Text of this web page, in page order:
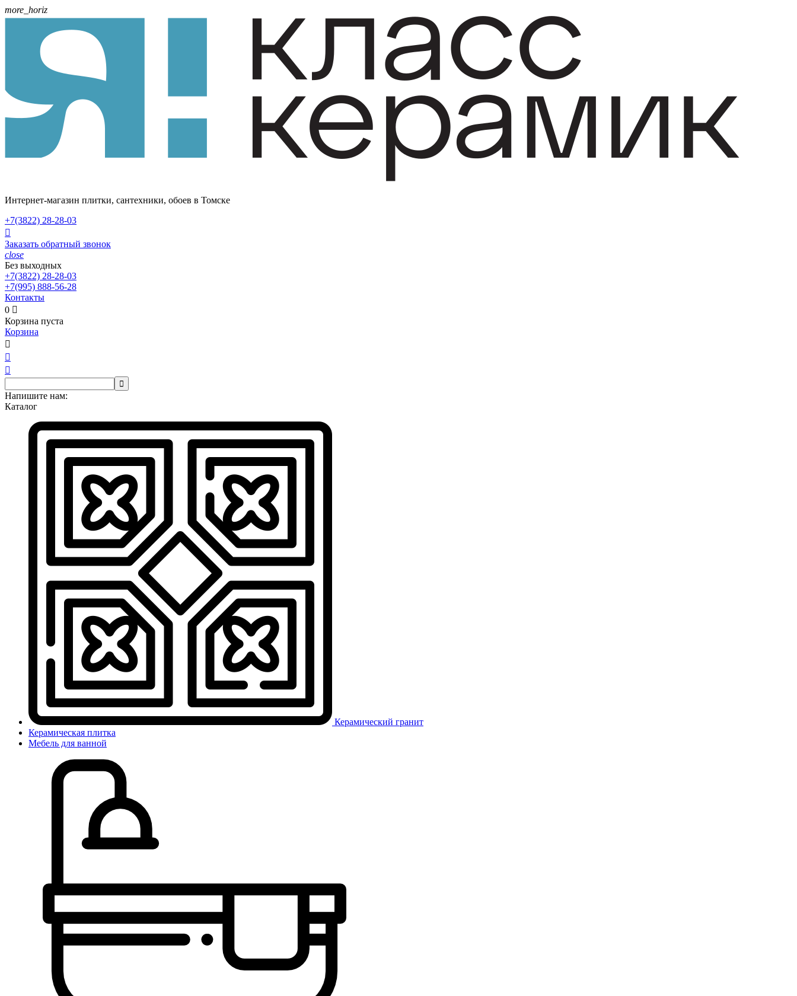
more_horiz
Интернет-магазин плитки, сантехники, обоев в Томске
+7(3822) 28-28-03

Заказать обратный звонок
close
Без выходных
+7(3822) 28-28-03
+7(995) 888-56-28
Контакты
0 
Корзина пуста
Корзина




Напишите нам:
Каталог
Керамический гранит
Керамическая плитка
Мебель для ванной